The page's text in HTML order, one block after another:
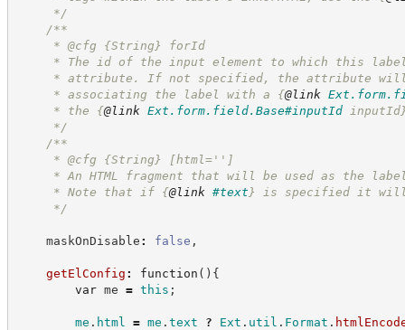
*/
/**
* @cfg {String}
forId
* The id of the input element to which this label
* attribute. If not specified, the attribute will not
* associating the label with a {@link
* the {@link Ext.form.field.Base#inputId
*/
/**
* @cfg {String}
[html='']
* An HTML fragment that will be used as the
* Note that if {@link #text } is specified it will
*/
maskOnDisable : false ,
getElConfig : function ( ) {
var me = this ;
me . html = me . text ? Ext . util . Format .